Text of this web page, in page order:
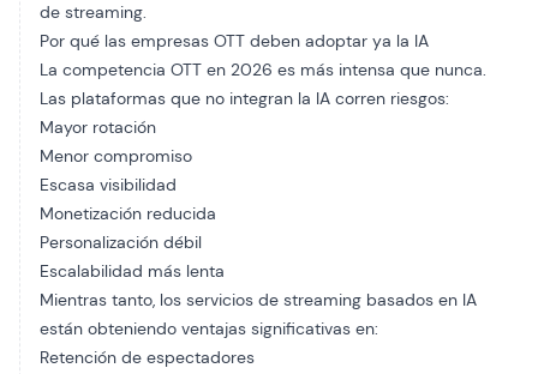
de streaming.
Por qué las empresas OTT deben adoptar ya la IA
La competencia OTT en 2026 es más intensa que nunca.
Las plataformas que no integran la IA corren riesgos:
Mayor rotación
Menor compromiso
Escasa visibilidad
Monetización reducida
Personalización débil
Escalabilidad más lenta
Mientras tanto, los servicios de streaming basados en IA
están obteniendo ventajas significativas en:
Retención de espectadores